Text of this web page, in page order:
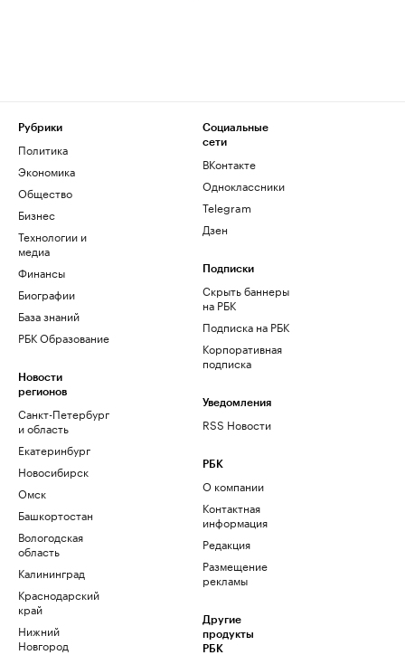
Рубрики
Политика
Экономика
Общество
Бизнес
Технологии и
медиа
Финансы
Биографии
База знаний
РБК Образование
Новости
регионов
Санкт-Петербург
и область
Екатеринбург
Новосибирск
Омск
Башкортостан
Вологодская
область
Калининград
Краснодарский
край
Нижний
Новгород
Социальные
сети
ВКонтакте
Одноклассники
Telegram
Дзен
Подписки
Скрыть баннеры
на РБК
Подписка на РБК
Корпоративная
подписка
Уведомления
RSS Новости
РБК
О компании
Контактная
информация
Редакция
Размещение
рекламы
Другие
продукты
РБК